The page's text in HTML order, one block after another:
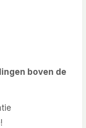
boven de